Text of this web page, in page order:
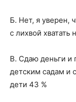
Б. Нет, я уверен,
с лихвой хватать
В. Сдаю деньги и
детским садам и
дети 43 %